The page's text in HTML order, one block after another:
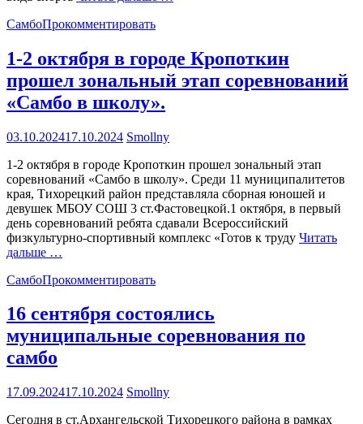
СамбоПрокомментировать
1-2 октября в городе Кропоткин
прошел зональный этап соревнований
«Самбо в школу».
03.10.202417.10.2024 Smollny
1-2 октября в городе Кропоткин прошел зональный этап
соревнований «Самбо в школу». Среди 11 муниципалитетов
края, Тихорецкий район представляла сборная юношей и
девушек МБОУ СОШ 3 ст.Фастовецкой.1 октября, в первый
день соревнований ребята сдавали Всероссийский
физкультурно-спортивный комплекс «Готов к труду Читать
дальше …
СамбоПрокомментировать
16 сентября состоялись
муниципальные соревнования по
самбо
17.09.202417.10.2024 Smollny
Сегодня в ст.Архангельской Тихорецкого района в рамках